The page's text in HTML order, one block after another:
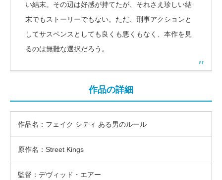
い結末。その辺は好感が持てたが、それさえ珍しい結
末でもストーリーでもない。ただ、刑事アクションと
してサスペンスとしても良くも悪くもなく、本作を見
るのは無難な選択だろう。
作品の詳細
作品名：フェイク シティ ある男のルール
原作名：Street Kings
監督：デヴィッド・エアー